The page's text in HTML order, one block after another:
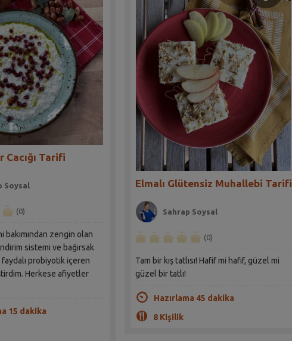
Cacığı Tarifi
Soysal
(0)
bakımından zengin olan
sistemi ve bağırsak
faydalı probiyotik içeren
Herkese afiyetler
15 dakika
Elmalı Glütensiz Muhallebi Tarifi
Sahrap Soysal
(0)
Tam bir kış tatlısı! Hafif mi hafif, güzel mi
güzel bir tatlı!
Hazırlama 45 dakika
8 Kişilik